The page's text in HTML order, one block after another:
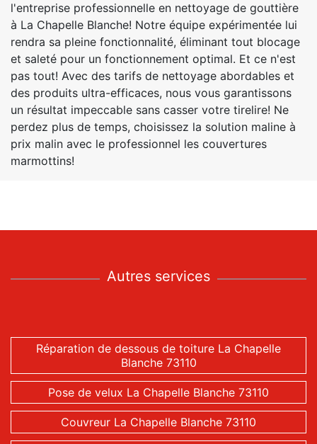
l'entreprise professionnelle en nettoyage de gouttière
à La Chapelle Blanche! Notre équipe expérimentée lui
rendra sa pleine fonctionnalité, éliminant tout blocage
et saleté pour un fonctionnement optimal. Et ce n'est
pas tout! Avec des tarifs de nettoyage abordables et
des produits ultra-efficaces, nous vous garantissons
un résultat impeccable sans casser votre tirelire! Ne
perdez plus de temps, choisissez la solution maline à
prix malin avec le professionnel les couvertures
marmottins!
Autres services
Réparation de dessous de toiture La Chapelle
Blanche 73110
Pose de velux La Chapelle Blanche 73110
Couvreur La Chapelle Blanche 73110